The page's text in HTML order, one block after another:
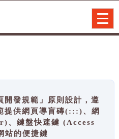
開發規範」原則設計，遵
提供網頁導盲磚(:::)、網
、鍵盤快速鍵 (Access
站的便捷鍵